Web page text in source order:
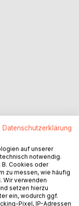
Datenschutzerklärung
auf unserer
notwendig.
B. Cookies oder
zu messen, wie häufig
Wir verwenden
setzen hierzu
ein, wodurch ggf.
Pixel, IP-Adressen